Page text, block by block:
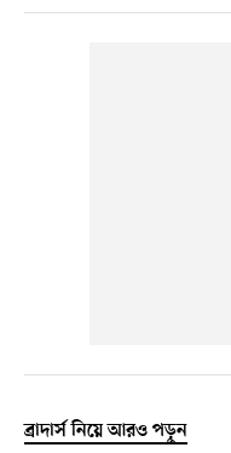
ব্রাদার্স নিয়ে আরও পড়ুন